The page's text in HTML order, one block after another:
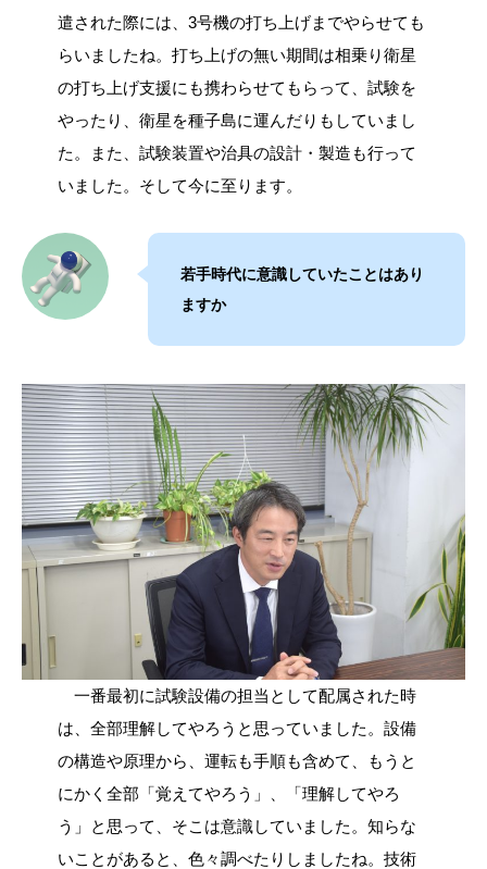
遣された際には、3号機の打ち上げまでやらせても
らいましたね。打ち上げの無い期間は相乗り衛星
の打ち上げ支援にも携わらせてもらって、試験を
やったり、衛星を種子島に運んだりもしていまし
た。また、試験装置や治具の設計・製造も行って
いました。そして今に至ります。
若手時代に意識していたことはあり
ますか
一番最初に試験設備の担当として配属された時
は、全部理解してやろうと思っていました。設備
の構造や原理から、運転も手順も含めて、もうと
にかく全部「覚えてやろう」、「理解してやろ
う」と思って、そこは意識していました。知らな
いことがあると、色々調べたりしましたね。技術